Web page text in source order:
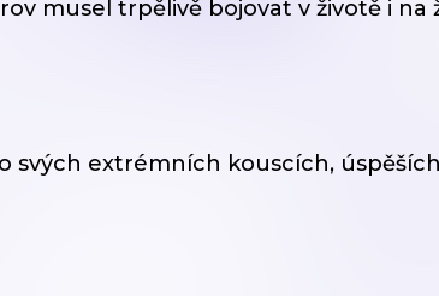
musel trpělivě bojovat v životě i na
svých extrémních kouscích,